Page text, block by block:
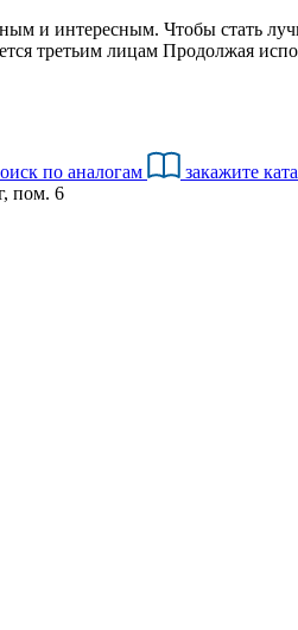
и интересным. Чтобы стать
третьим лицам Продолжая
по аналогам закажите
пом. 6